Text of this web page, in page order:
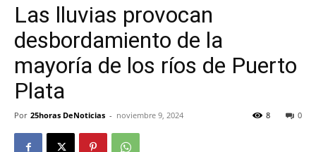
Las lluvias provocan
desbordamiento de la
mayoría de los ríos de Puerto
Plata
Por 25horas DeNoticias - noviembre 9, 2024 0
8